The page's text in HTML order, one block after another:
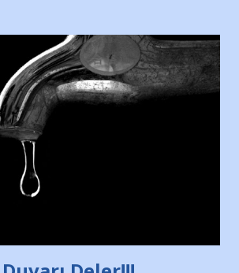
başlıyorum… 1964 Adana Yüzme
7 yaşında kara kuru bir kız çocuğu
içinde Adana Demirspor Kulübü
çoğunlukta. Küçük kız etrafına bakıyor.
var. Nesrin, Adana Demirspor’un 4
o gün…Giriyor havuza. 1973 – 1975
Yüzüyor. 7 yaşında girdiği
yaşında mar...